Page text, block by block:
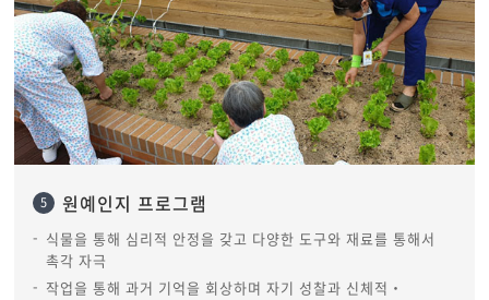
5 원예인지 프로그램
식물을 통해 심리적 안정을 갖고 다양한 도구와 재료를 통해서
촉각 자극
작업을 통해 과거 기억을 회상하며 자기 성찰과 신체적‧